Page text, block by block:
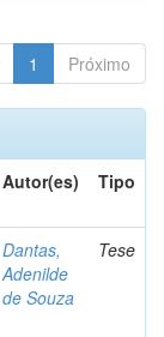
1 Próximo
Autor(es) Tipo
Dantas,
Adenilde
de Souza
Tese